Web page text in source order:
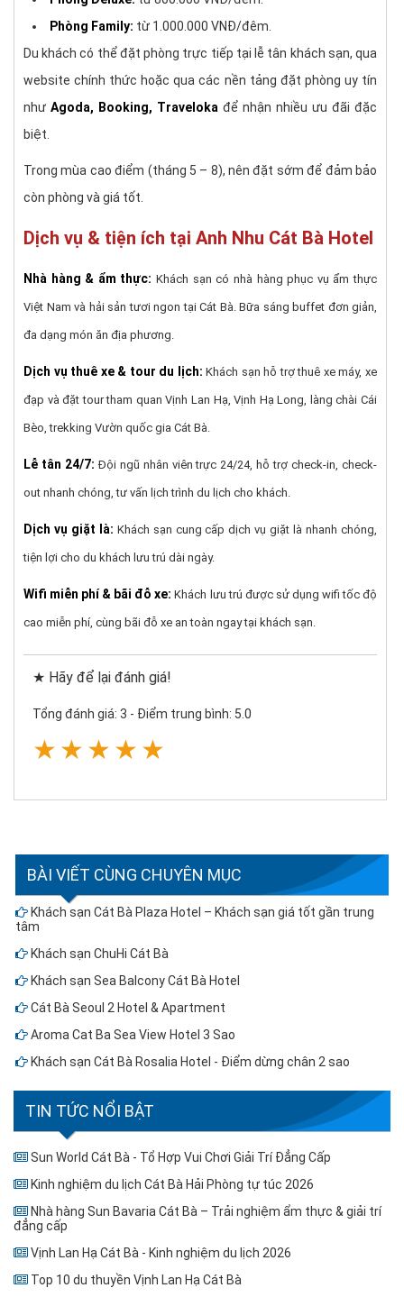
Phòng Family: từ 1.000.000 VNĐ/đêm.
Du khách có thể đặt phòng trực tiếp tại lễ tân khách sạn, qua
website chính thức hoặc qua các nền tảng đặt phòng uy tín
như Agoda, Booking, Traveloka để nhận nhiều ưu đãi đặc
biệt.
Trong mùa cao điểm (tháng 5 – 8), nên đặt sớm để đảm bảo
còn phòng và giá tốt.
Dịch vụ & tiện ích tại Anh Nhu Cát Bà Hotel
Nhà hàng & ẩm thực: Khách sạn có nhà hàng phục vụ ẩm thực
Việt Nam và hải sản tươi ngon tại Cát Bà. Bữa sáng buffet đơn giản,
đa dạng món ăn địa phương.
Dịch vụ thuê xe & tour du lịch: Khách sạn hỗ trợ thuê xe máy, xe
đạp và đặt tour tham quan Vịnh Lan Hạ, Vịnh Hạ Long, làng chài Cái
Bèo, trekking Vườn quốc gia Cát Bà.
Lễ tân 24/7: Đội ngũ nhân viên trực 24/24, hỗ trợ check-in, check-
out nhanh chóng, tư vấn lịch trình du lịch cho khách.
Dịch vụ giặt là: Khách sạn cung cấp dịch vụ giặt là nhanh chóng,
tiện lợi cho du khách lưu trú dài ngày.
Wifi miễn phí & bãi đỗ xe: Khách lưu trú được sử dụng wifi tốc độ
cao miễn phí, cùng bãi đỗ xe an toàn ngay tại khách sạn.
★ Hãy để lại đánh giá!
Tổng đánh giá: 3 - Điểm trung bình: 5.0
★ ★ ★ ★ ★
BÀI VIẾT CÙNG CHUYÊN MỤC
Khách sạn Cát Bà Plaza Hotel – Khách sạn giá tốt gần trung
tâm
Khách sạn ChuHi Cát Bà
Khách sạn Sea Balcony Cát Bà Hotel
Cát Bà Seoul 2 Hotel & Apartment
Aroma Cat Ba Sea View Hotel 3 Sao
Khách sạn Cát Bà Rosalia Hotel - Điểm dừng chân 2 sao
TIN TỨC NỔI BẬT
Sun World Cát Bà - Tổ Hợp Vui Chơi Giải Trí Đẳng Cấp
Kinh nghiệm du lịch Cát Bà Hải Phòng tự túc 2026
Nhà hàng Sun Bavaria Cát Bà – Trải nghiệm ẩm thực & giải trí
đẳng cấp
Vịnh Lan Hạ Cát Bà - Kinh nghiệm du lịch 2026
Top 10 du thuyền Vịnh Lan Hạ Cát Bà